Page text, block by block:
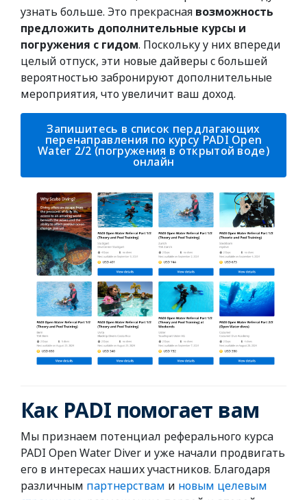
узнать больше. Это прекрасная возможность
предложить дополнительные курсы и
погружения с гидом. Поскольку у них впереди
целый отпуск, эти новые дайверы с большей
вероятностью забронируют дополнительные
мероприятия, что увеличит ваш доход.
Запишитесь в список пердлагающих
перенаправления по курсу PADI Open
Water 2/2 (погружения в открытой воде)
онлайн
Как PADI помогает вам
Мы признаем потенциал реферального курса
PADI Open Water Diver и уже начали продвигать
его в интересах наших участников. Благодаря
различным партнерствам и новым целевым